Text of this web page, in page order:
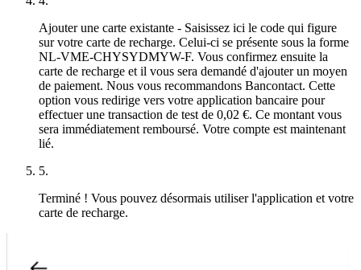
Ajouter une carte existante - Saisissez ici le code qui figure
sur votre carte de recharge. Celui-ci se présente sous la forme
NL-VME-CHYSYDMYW-F. Vous confirmez ensuite la
carte de recharge et il vous sera demandé d'ajouter un moyen
de paiement. Nous vous recommandons Bancontact. Cette
option vous redirige vers votre application bancaire pour
effectuer une transaction de test de 0,02 €. Ce montant vous
sera immédiatement remboursé. Votre compte est maintenant
lié.
5.
Terminé ! Vous pouvez désormais utiliser l'application et votre
carte de recharge.